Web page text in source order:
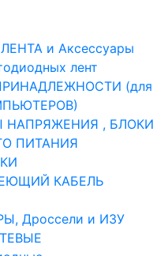
и Аксессуары
лент
(для
НАПРЯЖЕНИЯ , БЛОКИ
ПИТАНИЯ
КАБЕЛЬ
Дроссели и ИЗУ